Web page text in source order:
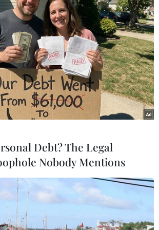
thuế
#Nga-Ukraine
Nga
Debt? The Legal
Nobody Mentions